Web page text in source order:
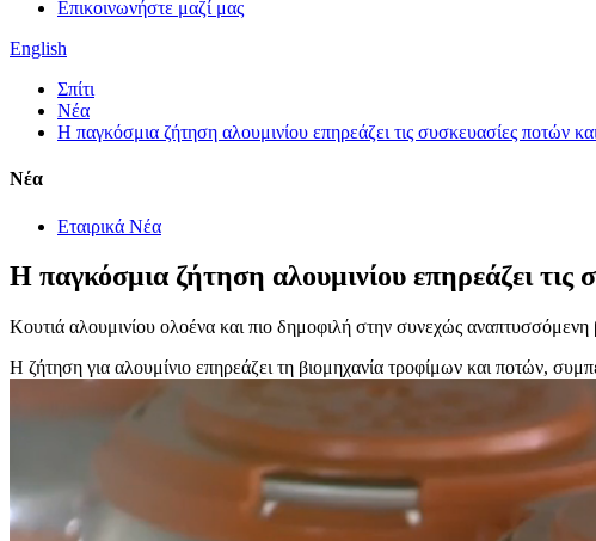
Επικοινωνήστε μαζί μας
English
Σπίτι
Νέα
Η παγκόσμια ζήτηση αλουμινίου επηρεάζει τις συσκευασίες ποτών
Νέα
Εταιρικά Νέα
Η παγκόσμια ζήτηση αλουμινίου επηρεάζει τις
Κουτιά αλουμινίου ολοένα και πιο δημοφιλή στην συνεχώς αναπτυσσόμενη
Η ζήτηση για αλουμίνιο επηρεάζει τη βιομηχανία τροφίμων και ποτών,